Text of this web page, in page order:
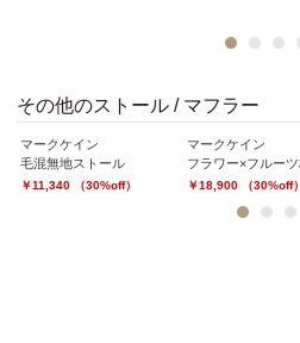
2 3 4
その他のストール / マフラー
マークケイン
毛混無地ストール
￥11,340 （30%off）
マークケイン
￥18,900 （30%off）
2 3